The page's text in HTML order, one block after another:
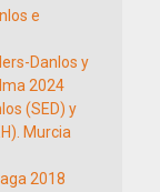
e
Danlos y
2024
(SED) y
Murcia
2018